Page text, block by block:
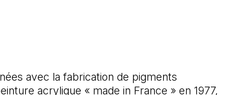
avec la fabrication de pigments
acrylique « made in France » en 1977,